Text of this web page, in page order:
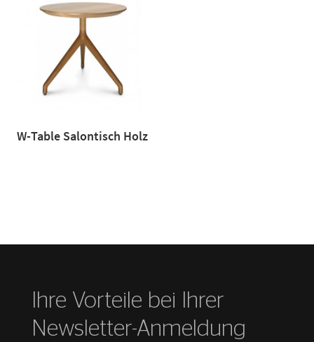
W-Table Salontisch Holz
Ihre Vorteile bei Ihrer
Newsletter-Anmeldung